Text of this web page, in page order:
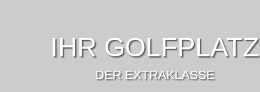
IHR GOLFPLATZ
DER EXTRAKLASSE